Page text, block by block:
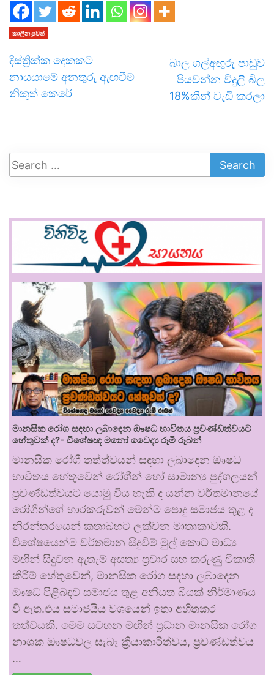
කාලීන පුවත්
දිස්ත්‍රික්ක දෙකකට
නායයාමේ අනතුරු ඇඟවීම්
නිකුත් කෙරේ
බාල ගල්අඟුරු පාඩුව
පියවන්න විදුලි බිල
18%කින් වැඩි කරලා
මානසික රෝග සඳහා ලබාදෙන ඖෂධ භාවිතය ප්‍රචණ්ඩත්වයට
හේතුවක් ද?- විශේෂඥ මනෝ වෛද්‍ය රූමි රූබන්
මානසික රෝගී තත්ත්වයන් සඳහා ලබාදෙන ඖෂධ
භාවිතය හේතුවෙන් රෝගීන් හෝ සාමාන්‍ය පුද්ගලයන්
ප්‍රචණ්ඩත්වයට යොමු විය හැකි ද යන්න වර්තමානයේ
රෝගීන්ගේ භාරකරුවන් මෙන්ම පොදු සමාජය තුළ ද
නිරන්තරයෙන් කතාබහට ලක්වන මාතෘකාවකි.
විශේෂයෙන්ම වර්තමාන සිදුවීම් මුල් කොට මාධ්‍ය
මඟින් සිදුවන ඇතැම් අසත්‍ය ප්‍රචාර සහ කරුණු විකෘති
කිරීම් හේතුවෙන්, මානසික රෝග සඳහා ලබාදෙන
ඖෂධ පිළිබඳව සමාජය තුළ අනියත බියක් නිර්මාණය
වී ඇත.එය සමාජයීය වශයෙන් ඉතා අහිතකර
තත්වයකි. මෙම සටහන මඟින් ප්‍රධාන මානසික රෝග
නාශක ඖෂධවල සැබෑ ක්‍රියාකාරීත්වය, ප්‍රචණ්ඩත්වය
…